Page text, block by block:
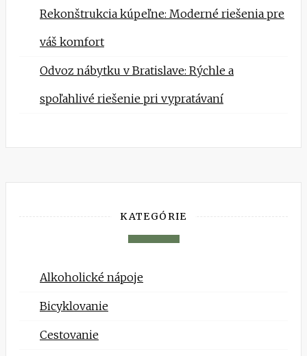
Rekonštrukcia kúpeľne: Moderné riešenia pre
váš komfort
Odvoz nábytku v Bratislave: Rýchle a
spoľahlivé riešenie pri vypratávaní
KATEGÓRIE
Alkoholické nápoje
Bicyklovanie
Cestovanie